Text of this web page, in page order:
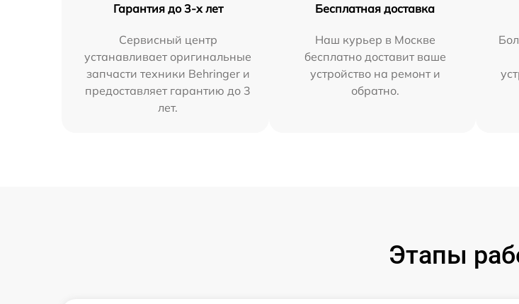
Гарантия до 3-х лет
Сервисный центр
устанавливает оригинальные
запчасти техники Behringer и
предоставляет гарантию до 3
лет.
Бесплатная доставка
Наш курьер в Москве
бесплатно доставит ваше
устройство на ремонт и
обратно.
Этапы